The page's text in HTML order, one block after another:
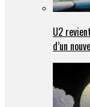
U2
d’un